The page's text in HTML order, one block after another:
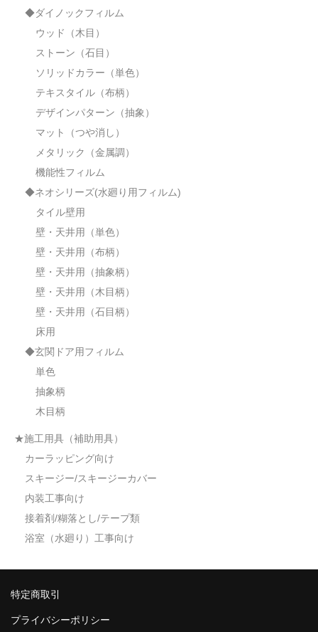
◆ダイノックフィルム
ウッド（木目）
ストーン（石目）
ソリッドカラー（単色）
テキスタイル（布柄）
デザインパターン（抽象）
マット（つや消し）
メタリック（金属調）
機能性フィルム
◆ネオシリーズ(水廻り用フィルム)
タイル壁用
壁・天井用（単色）
壁・天井用（布柄）
壁・天井用（抽象柄）
壁・天井用（木目柄）
壁・天井用（石目柄）
床用
◆玄関ドア用フィルム
単色
抽象柄
木目柄
★施工用具（補助用具）
カーラッピング向け
スキージー/スキージーカバー
内装工事向け
接着剤/糊落とし/テープ類
浴室（水廻り）工事向け
特定商取引
プライバシーポリシー